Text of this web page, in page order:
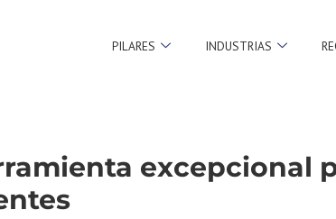
PILARES INDUSTRIAS
excepcional